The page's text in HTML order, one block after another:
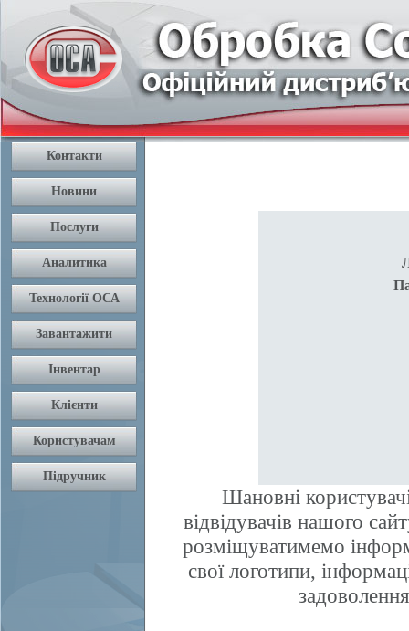
Шановні
відвідувачів нашого
розміщуватимемо
свої логотипи,